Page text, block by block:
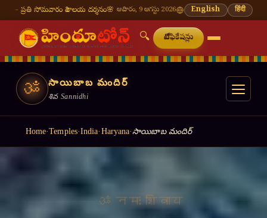
దర్శనం🌸 వినాయక చవితి — భాద్రపద శుద్ధ చవితి ⛩ తిరుమల తిరుపతి — నేటి దర్శన
ఆదివారం, 9 ఆగస్టు 2026 English हिंदी
🔍 నోటిఫికేషన్లు
ॐ సాయిబాబ మందిర్
శివ Sannidhi
Home·Temples·India· Haryana·సాయిబాబ మందిర్
॥ हर हर महादेव ॥